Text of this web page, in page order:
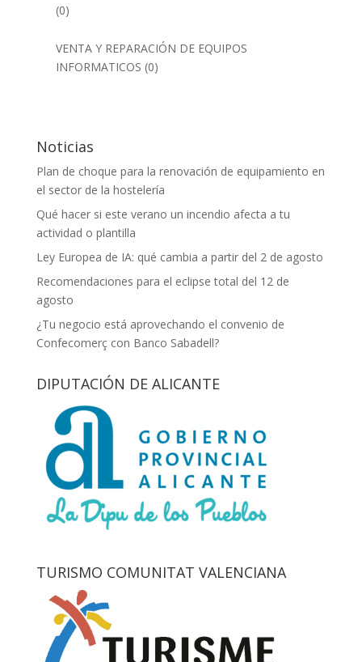
(0)
VENTA Y REPARACIÓN DE EQUIPOS
INFORMATICOS (0)
Noticias
Plan de choque para la renovación de equipamiento en
el sector de la hostelería
Qué hacer si este verano un incendio afecta a tu
actividad o plantilla
Ley Europea de IA: qué cambia a partir del 2 de agosto
Recomendaciones para el eclipse total del 12 de
agosto
¿Tu negocio está aprovechando el convenio de
Confecomerç con Banco Sabadell?
DIPUTACIÓN DE ALICANTE
TURISMO COMUNITAT VALENCIANA